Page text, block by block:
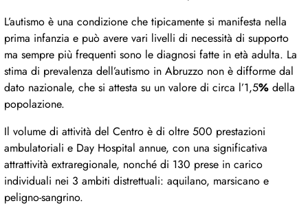
L’autismo è una condizione che tipicamente si manifesta nella
prima infanzia e può avere vari livelli di necessità di supporto
ma sempre più frequenti sono le diagnosi fatte in età adulta. La
stima di prevalenza dell’autismo in Abruzzo non è difforme dal
dato nazionale, che si attesta su un valore di circa l’1,5% della
popolazione.
Il volume di attività del Centro è di oltre 500 prestazioni
ambulatoriali e Day Hospital annue, con una significativa
attrattività extraregionale, nonché di 130 prese in carico
individuali nei 3 ambiti distrettuali: aquilano, marsicano e
peligno-sangrino.